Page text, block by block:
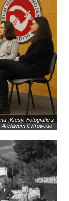
„Kresy. Fotografie z
Archiwum Cyfrowego”